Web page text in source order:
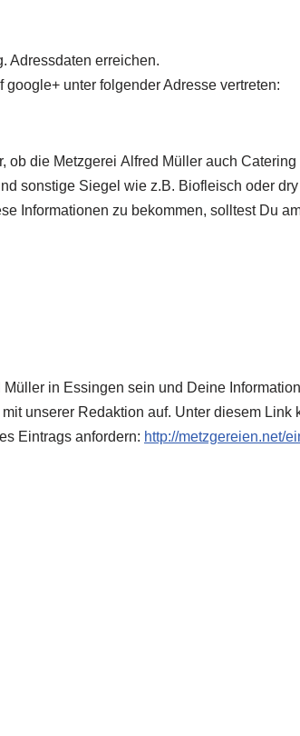
Adressdaten erreichen.
unter folgender Adresse vertreten:
ob die Metzgerei Alfred Müller auch Catering
sonstige Siegel wie z.B. Biofleisch oder dry
Informationen zu bekommen, solltest Du
in Essingen sein und Deine
unserer Redaktion auf. Unter diesem Link
Eintrags anfordern: http://metzgereien.net/